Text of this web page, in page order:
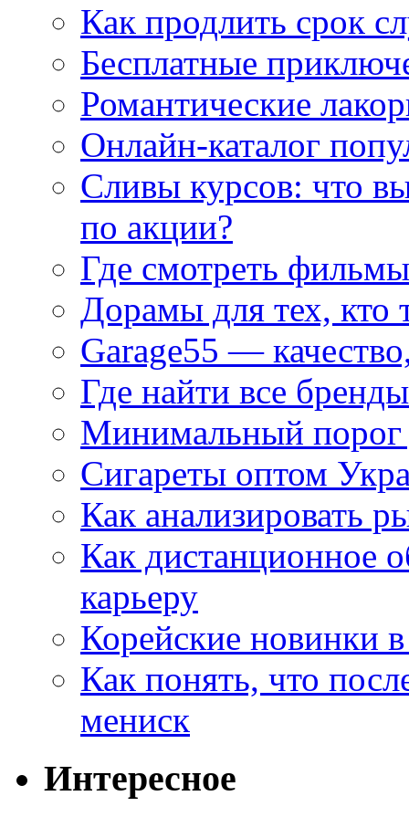
Как продлить срок
Бесплатные
Романтические
Онлайн-каталог
Сливы курсов: что
по акции?
Где смотреть
Дорамы для тех, кто
Garage55 —
Где найти все
Минимальный порог
Сигареты оптом
Как анализировать
Как дистанционное
карьеру
Корейские новинки
Как понять, что
мениск
Интересное